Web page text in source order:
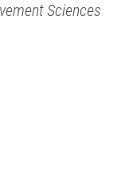
Sciences